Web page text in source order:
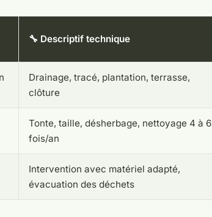
🔧 Descriptif technique
Drainage, tracé, plantation, terrasse,
clôture
Tonte, taille, désherbage, nettoyage 4 à 6
fois/an
Intervention avec matériel adapté,
évacuation des déchets